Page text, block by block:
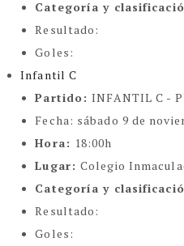
Categoría y
Resultado:
Goles:
Infantil C
Partido:INFANTIL C -
Fecha: sábado 9 de
Hora: 18:00h
Lugar:Colegio
Categoría y
Resultado:
Goles: